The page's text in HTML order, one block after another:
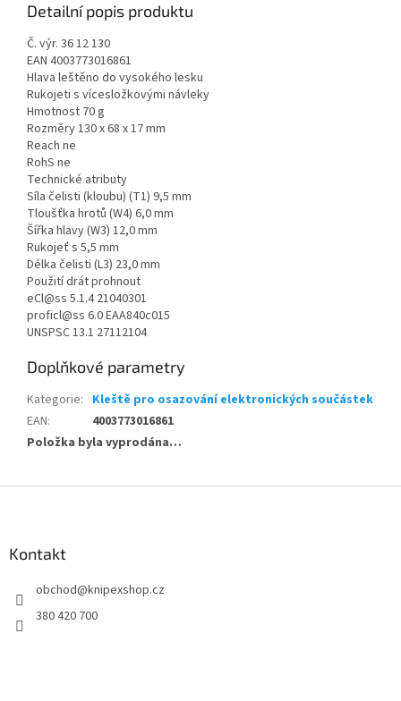
Detailní popis produktu
Č. výr. 36 12 130
EAN 4003773016861
Hlava leštěno do vysokého lesku
Rukojeti s vícesložkovými návleky
Hmotnost 70 g
Rozměry 130 x 68 x 17 mm
Reach ne
RohS ne
Technické atributy
Síla čelisti (kloubu) (T1) 9,5 mm
Tloušťka hrotů (W4) 6,0 mm
Šířka hlavy (W3) 12,0 mm
Rukojeť s 5,5 mm
Délka čelisti (L3) 23,0 mm
Použití drát prohnout
eCl@ss 5.1.4 21040301
proficl@ss 6.0 EAA840c015
UNSPSC 13.1 27112104
Doplňkové parametry
Kategorie: Kleště pro osazování elektronických součástek
EAN:
4003773016861
Položka byla vyprodána…
Kontakt
obchod@knipexshop.cz
380 420 700